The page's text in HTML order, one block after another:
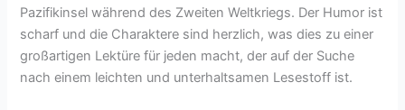
Pazifikinsel während des Zweiten Weltkriegs. Der Humor ist
scharf und die Charaktere sind herzlich, was dies zu einer
großartigen Lektüre für jeden macht, der auf der Suche
nach einem leichten und unterhaltsamen Lesestoff ist.